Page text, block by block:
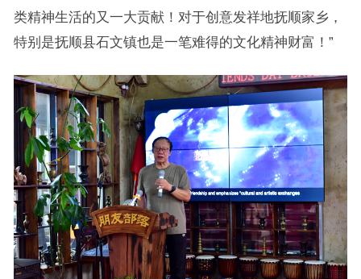
类精神生活的又一大贡献！对于创意发祥地抚顺家乡，
特别是抚顺县石文镇也是一笔难得的文化精神财富！”